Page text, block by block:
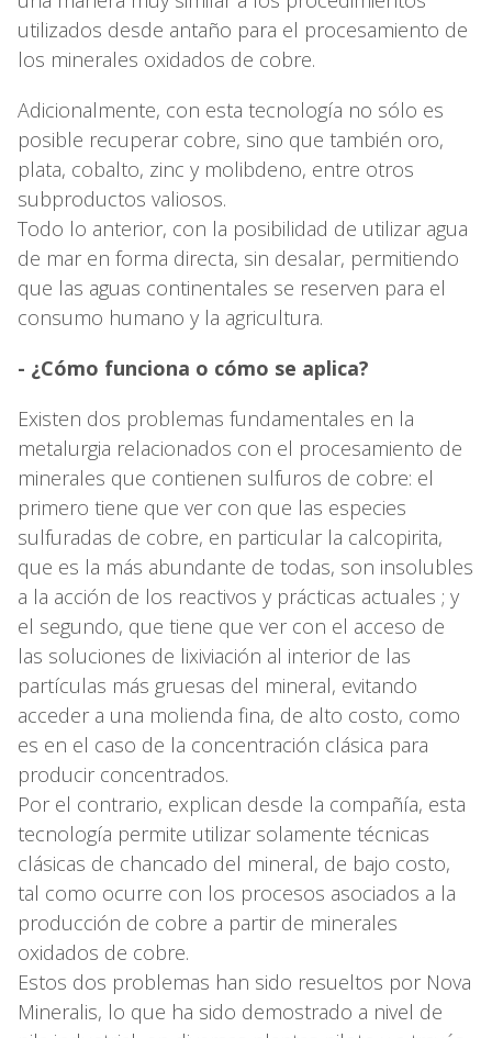
utilizados desde antaño para el procesamiento de
los minerales oxidados de cobre.
Adicionalmente, con esta tecnología no sólo es
posible recuperar cobre, sino que también oro,
plata, cobalto, zinc y molibdeno, entre otros
subproductos valiosos.
Todo lo anterior, con la posibilidad de utilizar agua
de mar en forma directa, sin desalar, permitiendo
que las aguas continentales se reserven para el
consumo humano y la agricultura.
- ¿Cómo funciona o cómo se aplica?
Existen dos problemas fundamentales en la
metalurgia relacionados con el procesamiento de
minerales que contienen sulfuros de cobre: el
primero tiene que ver con que las especies
sulfuradas de cobre, en particular la calcopirita,
que es la más abundante de todas, son insolubles
a la acción de los reactivos y prácticas actuales ; y
el segundo, que tiene que ver con el acceso de
las soluciones de lixiviación al interior de las
partículas más gruesas del mineral, evitando
acceder a una molienda fina, de alto costo, como
es en el caso de la concentración clásica para
producir concentrados.
Por el contrario, explican desde la compañía, esta
tecnología permite utilizar solamente técnicas
clásicas de chancado del mineral, de bajo costo,
tal como ocurre con los procesos asociados a la
producción de cobre a partir de minerales
oxidados de cobre.
Estos dos problemas han sido resueltos por Nova
Mineralis, lo que ha sido demostrado a nivel de